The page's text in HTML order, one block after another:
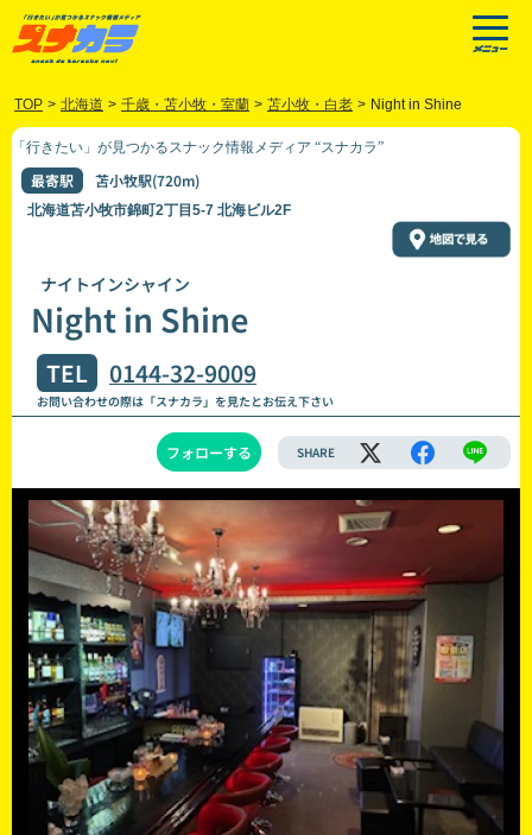
TOP > 北海道 > 千歳・苫小牧・室蘭 > 苫小牧・白老 > Night in Shine
「行きたい」が見つかるスナック情報メディア “スナカラ”
最寄駅 苫小牧駅(720m)
北海道苫小牧市錦町2丁目5-7 北海ビル2F
ナイトインシャイン
Night in Shine
TEL 0144-32-9009
お問い合わせの際は「スナカラ」を見たとお伝え下さい
フォローする SHARE